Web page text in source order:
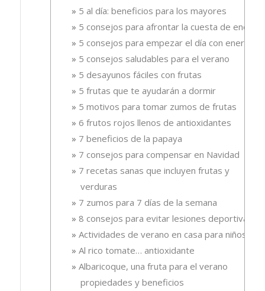
5 al día: beneficios para los mayores
5 consejos para afrontar la cuesta de enero
5 consejos para empezar el día con energía
5 consejos saludables para el verano
5 desayunos fáciles con frutas
5 frutas que te ayudarán a dormir
5 motivos para tomar zumos de frutas
6 frutos rojos llenos de antioxidantes
7 beneficios de la papaya
7 consejos para compensar en Navidad
7 recetas sanas que incluyen frutas y
verduras
7 zumos para 7 días de la semana
8 consejos para evitar lesiones deportivas
Actividades de verano en casa para niños
Al rico tomate… antioxidante
Albaricoque, una fruta para el verano
propiedades y beneficios